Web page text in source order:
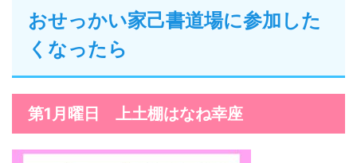
おせっかい家己書道場に参加した
くなったら
第1月曜日 上土棚はなね幸座